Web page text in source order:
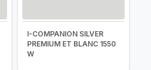
I-COMPANION SILVER
PREMIUM ET BLANC 1550
W